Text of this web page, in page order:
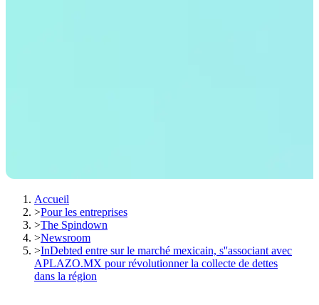
Accueil
>Pour les entreprises
>The Spindown
>Newsroom
>InDebted entre sur le marché mexicain, s''associant avec
APLAZO.MX pour révolutionner la collecte de dettes
dans la région